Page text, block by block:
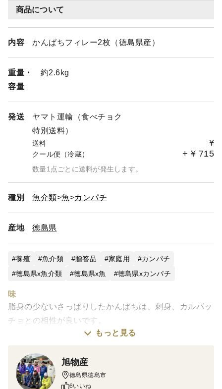
商品について
内容 かんぱちフィレー2枚（徳島県産）
重量・
容量
約2.6kg
発送
ヤマト運輸（食べチョク
特別送料）
送料 ¥
クール便（冷蔵） + ¥ 715
数量1点ごとに送料が発生します。
種別 魚介類 魚 カンパチ
産地 徳島県
養殖 魚介類 贈答品 家庭用
カンパチ
徳島県x魚介類
徳島県x魚 徳島県xカンパチ
味
脂身の少ないさっぱりしたかんぱちは、刺身、カルパッ
チョとの相性が良いです。
水流豊かな鳴門海峡西部に位置する「北灘漁場」で、全
国でも少ない大型生簀で飼育。養殖エコラベルAELに続
き、MEL認証をダブル取得しています。選び抜いた餌を
もっと見る
旭物産
徳島県徳島市
6いいね